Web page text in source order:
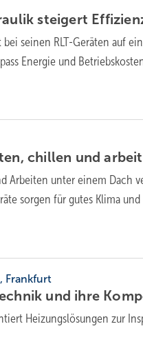
stei­gert
bei seinen RLT-Geräten auf
Energie und
chillen und
Arbeiten unter einem Dach
sorgen für gutes Klima
Frankfurt
und ihre
Heizungslösungen zur